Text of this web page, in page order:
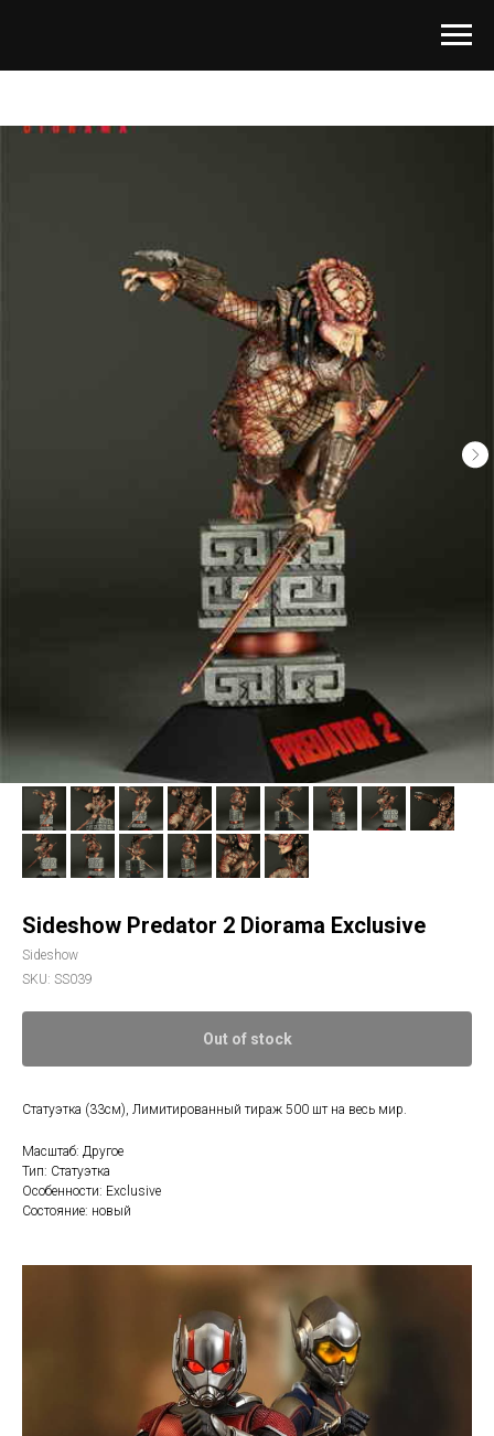
Sideshow Predator 2 Diorama Exclusive
Sideshow
SKU: SS039
Out of stock
Статуэтка (33см), Лимитированный тираж 500 шт на весь мир.
Масштаб: Другое
Тип: Статуэтка
Особенности: Exclusive
Состояние: новый